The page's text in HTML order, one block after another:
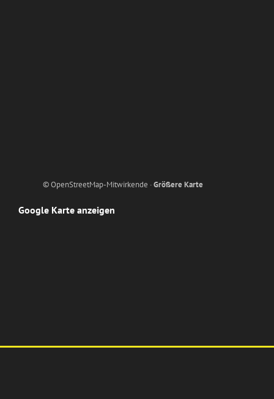
© OpenStreetMap-Mitwirkende ·Größere Karte
Google Karte anzeigen